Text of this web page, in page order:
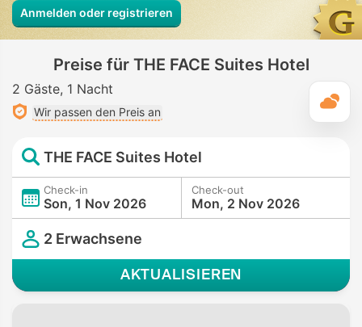
Anmelden oder registrieren
Preise für THE FACE Suites Hotel
2 Gäste 1 Nacht
Wir passen den Preis an
THE FACE Suites Hotel
Check-in
Son, 1 Nov 2026
Check-out
Mon, 2 Nov 2026
2 Erwachsene
AKTUALISIEREN